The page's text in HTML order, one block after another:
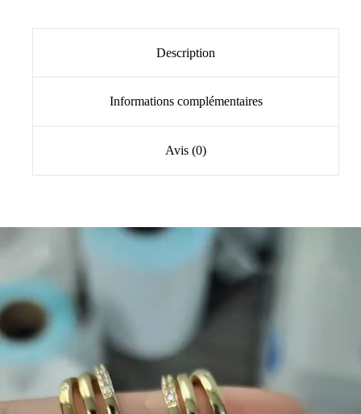
Description
Informations complémentaires
Avis (0)